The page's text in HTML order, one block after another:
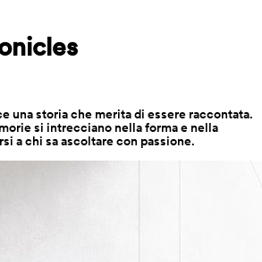
una storia che merita di essere raccontata.
si intrecciano nella forma e nella
a chi sa ascoltare con passione.